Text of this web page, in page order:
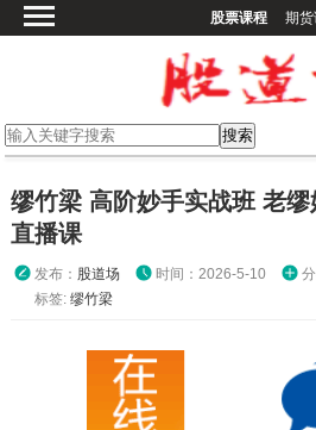
股票课程 期
期货课程
外汇课程
其他课程
缪竹梁 高阶妙手实战班 老
直播课
发布： 股道场 时间：2026-5-10
标签: 缪竹梁